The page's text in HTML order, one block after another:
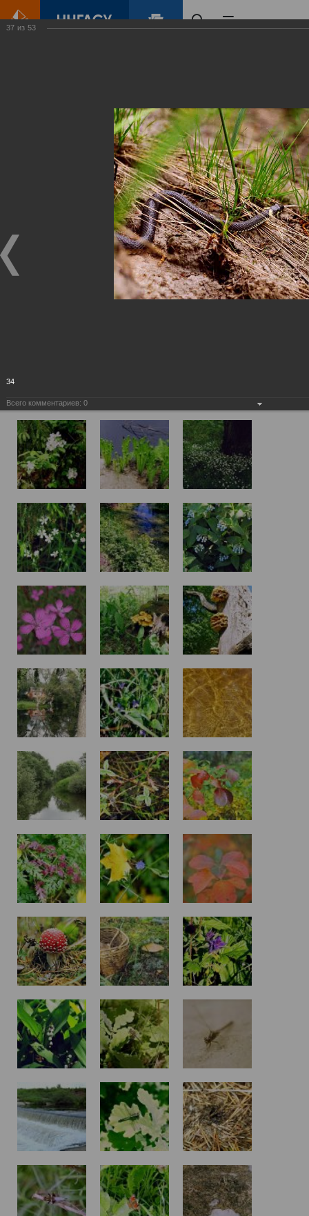
Виртуальные
выставки
(фотоальбомы)
37 из 53
34
Всего комментариев: 0